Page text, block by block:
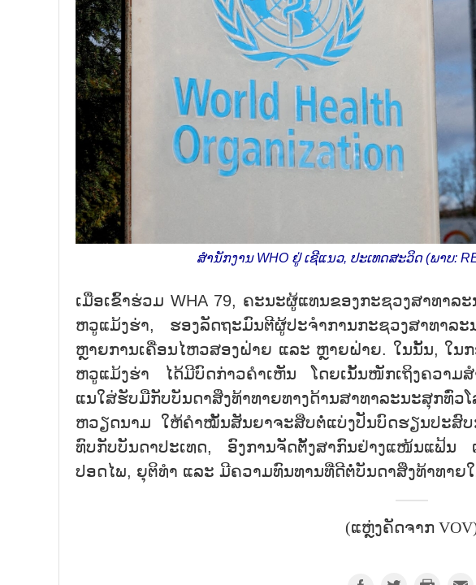
ສຳ​ນັກ​ງານ WHO ຢູ່ ເຊີ​ແນວ, ປະ​ເທດ​ສະ​ວິດ (ພາບ:
ເມື່​ອ​ເຂົ້າ​ຮ່ວມ WHA 79, ຄະ​ນະ​ຜູ້​ແທນ​ຂອງ​ກະ​ຊ​ວງ​ສາ​ທາ​
ຫວູ​ແມ້​ງ​ຮ່າ, ຮອງ​ລັດ​ຖະ​ມົນ​ຕີ​ຜູ້​ປະ​ຈຳ​ການ​ກະ​ຊວງ​ສາ​ທາ​
ຫຼາຍ​ການ​ເຄື່ອນ​ໄຫວ​ສອງ​ຝ່າຍ ແລະ ຫຼາຍ​ຝ່າຍ. ໃນ​ນັ້ນ, ໃນ​
ຫວູ​ແມ້ງ​ຮ່າ ໄດ້​ມີ​ບົດ​ກ່າວ​ຄຳ​ເຫັນ ໂດຍ​ເນັ້ນ​ໜັກ​ເຖິງ​ຄວາມ​ສ
ແນ​ໃສ່​ຮັບ​ມື​ກັບ​ບັນ​ດາ​ສິ່ງ​ທ້າ​ທາຍ​ທາງ​ດ້ານ​ສາ​ທາ​ລະ​ນະ​ສຸກ​ທົ່ວ​
ຫວຽດ​ນາມ ໃຫ້​ຄຳ​ໝັ້ນ​ສັນ​ຍາ​ຈະ​ສືບ​ຕໍ່​ແບ່ງ​ປັນ​ບົດ​ຮຽນ​ປະ​ສົ
ທົບ​ກັບ​ບັນ​ດາ​ປະ​ເທດ​, ອົງ​ການ​ຈັດ​ຕັ້ງ​ສາ​ກົນ​ຢ່າງ​ແໜ້ນ​ແຟ້ນ
ປອດ​ໄພ, ຍຸ​ຕິ​ທຳ ແລະ ມີ​ຄວາມ​ທົນ​ທານ​ທີ່​ດີ​ຕໍ່​ບັນ​ດາ​ສິ່ງ​ທ້າ​ທາຍ​
(ແຫຼ່ງຄັດຈາກ